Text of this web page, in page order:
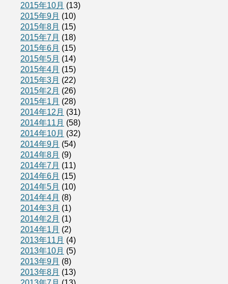
2015年10月 (13)
2015年9月 (10)
2015年8月 (15)
2015年7月 (18)
2015年6月 (15)
2015年5月 (14)
2015年4月 (15)
2015年3月 (22)
2015年2月 (26)
2015年1月 (28)
2014年12月 (31)
2014年11月 (58)
2014年10月 (32)
2014年9月 (54)
2014年8月 (9)
2014年7月 (11)
2014年6月 (15)
2014年5月 (10)
2014年4月 (8)
2014年3月 (1)
2014年2月 (1)
2014年1月 (2)
2013年11月 (4)
2013年10月 (5)
2013年9月 (8)
2013年8月 (13)